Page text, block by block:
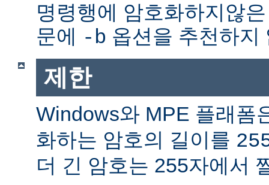
명령행에 암호화하지않
문에 -b 옵션을 추천하지
제한
Windows와 MPE 플래폼
화하는 암호의 길이를
더 긴 암호는 255자에서